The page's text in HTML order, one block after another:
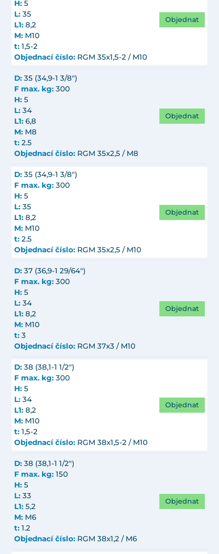
H: 5
L: 35
L1: 8,2
M: M10
t: 1,5-2
Objednací číslo: RGM 35x1,5-2 / M10
Objednat
D: 35 (34,9-1 3/8")
F max. kg: 300
H: 5
L: 34
L1: 6,8
M: M8
t: 2.5
Objednací číslo: RGM 35x2,5 / M8
Objednat
D: 35 (34,9-1 3/8")
F max. kg: 300
H: 5
L: 35
L1: 8,2
M: M10
t: 2.5
Objednací číslo: RGM 35x2,5 / M10
Objednat
D: 37 (36,9-1 29/64")
F max. kg: 300
H: 5
L: 34
L1: 8,2
M: M10
t: 3
Objednací číslo: RGM 37x3 / M10
Objednat
D: 38 (38,1-1 1/2")
F max. kg: 300
H: 5
L: 34
L1: 8,2
M: M10
t: 1,5-2
Objednací číslo: RGM 38x1,5-2 / M10
Objednat
D: 38 (38,1-1 1/2")
F max. kg: 150
H: 5
L: 33
L1: 5,2
M: M6
t: 1.2
Objednací číslo: RGM 38x1,2 / M6
Objednat